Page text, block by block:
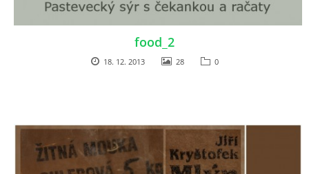
food_2
18. 12. 2013 28 0